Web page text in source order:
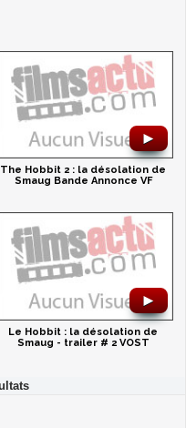
►
The Hobbit 2 : la désolation de
Smaug Bande Annonce VF
►
Le Hobbit : la désolation de
Smaug - trailer # 2 VOST